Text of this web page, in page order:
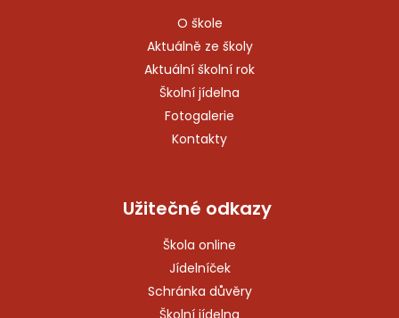
O škole
Aktuálně ze školy
Aktuální školní rok
Školní jídelna
Fotogalerie
Kontakty
Užitečné odkazy
Škola online
Jídelníček
Schránka důvěry
Školní jídelna